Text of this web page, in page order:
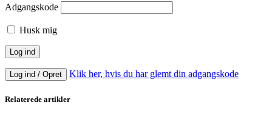
Adgangskode
Husk mig
Log ind / Opret Klik her, hvis du har glemt din adgangskode
Relaterede artikler